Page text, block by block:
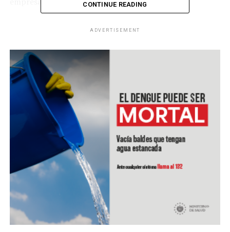
vinculación entre empresarios, políticos y crimen
organizado. Sin embargo, el caso está lejos de concluir,
debido a que la justicia mexicana tiene a su cargo la
persecución de Kamel, que ha sido ubicado en Líbano,
país con el que México no tiene tratado de extradición.
RELATED TOPICS:
Policía de Florida investiga robo de viales de vacunas
contra covid-19
DON'T MISS
Prevén entrega de más de 300 millones de vacunas
contra el coronavirus
CONTINUE READING
ADVERTISEMENT